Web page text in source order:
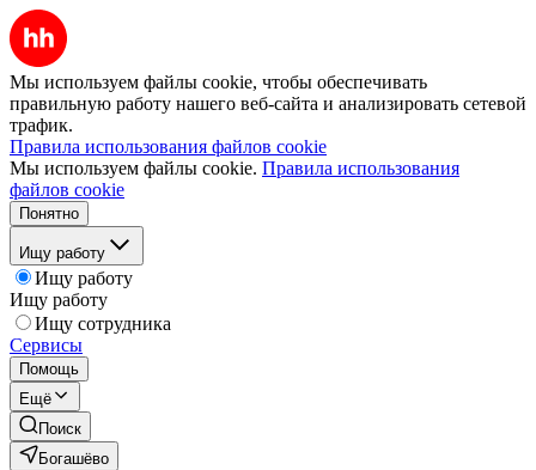
Мы используем файлы cookie, чтобы обеспечивать
правильную работу нашего веб-сайта и анализировать сетевой
трафик.
Правила использования файлов cookie
Мы используем файлы cookie. Правила использования
файлов cookie
Понятно
Ищу работу
Ищу работу
Ищу работу
Ищу сотрудника
Сервисы
Помощь
Ещё
Поиск
Богашёво